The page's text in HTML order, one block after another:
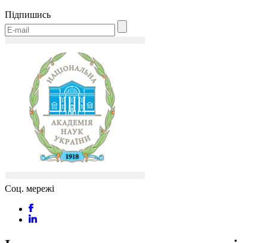
Підпишись
Соц. мережі